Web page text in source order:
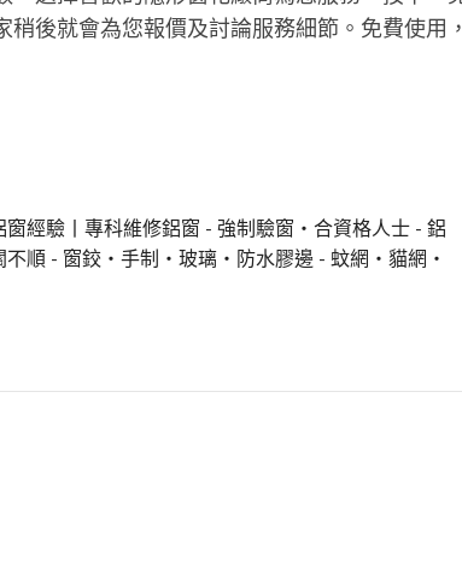
稍後就會為您報價及討論服務細節。免費使用
窗經驗丨專科維修鋁窗 - 強制驗窗・合資格人士 - 鋁
順 - 窗鉸・手制・玻璃・防水膠邊 - 蚊網・貓網・